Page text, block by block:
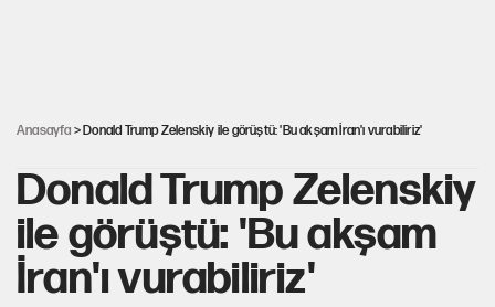
Anasayfa > Donald Trump Zelenskiy ile görüştü: 'Bu akşam İran'ı vurabiliriz'
Donald Trump Zelenskiy
ile görüştü: 'Bu akşam
İran'ı vurabiliriz'